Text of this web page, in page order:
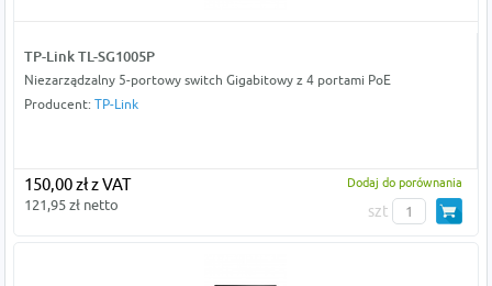
TP-Link TL-SG1005P
Niezarządzalny 5-portowy switch Gigabitowy z 4 portami PoE
Producent: TP-Link
150,00 zł z VAT
121,95 zł netto
Dodaj do porównania
szt